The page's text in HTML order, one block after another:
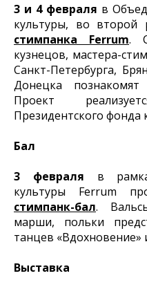
3 и 4 февраля в
культуры, во второй
стимпанка Ferrum.
кузнецов, мастера-
Санкт-Петербурга,
Донецка
Проект
Президентского фонда
Бал
3 февраля в
культуры Ferrum
стимпанк-бал.
марши, польки
танцев «Вдохновение»
Выставка